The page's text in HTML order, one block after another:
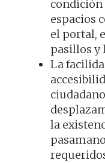
condición
espacios
el portal,
pasillos y
La
la